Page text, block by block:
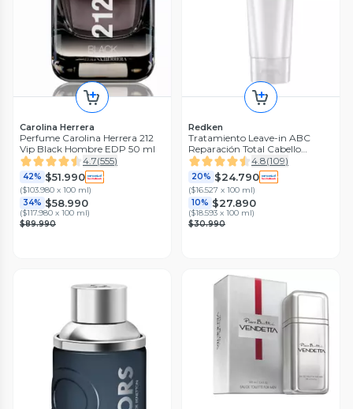
Carolina Herrera
Perfume Carolina Herrera 212
Vip Black Hombre EDP 50 ml
4.7(555)
42% $51.990
($103.980 x 100 ml)
34% $58.990
($117.980 x 100 ml)
$89.990
Redken
Tratamiento Leave-in ABC
Reparación Total Cabello
Dañado Acidic Bonding
Concentrate 150ml
4.8(109)
20% $24.790
($16.527 x 100 ml)
10% $27.890
($18.593 x 100 ml)
$30.990